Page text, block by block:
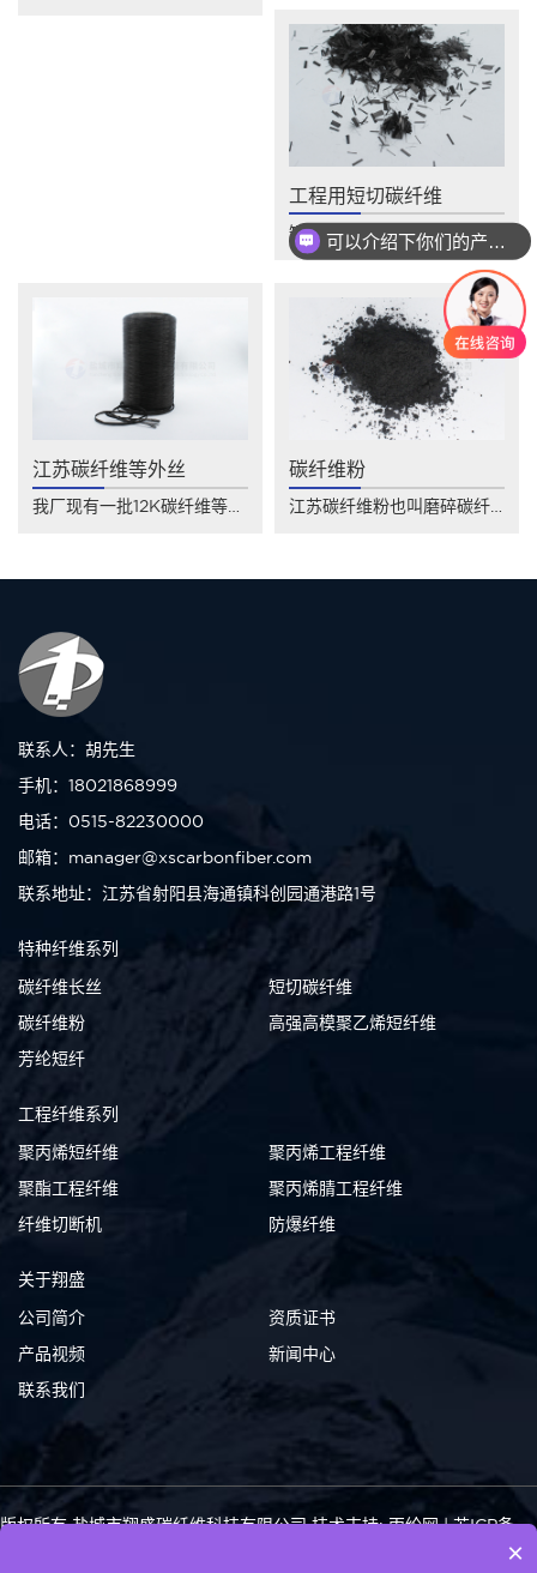
工程用短切碳纤维
江苏碳纤维等外丝
我厂现有一批12K碳纤维等外品，技术指标......
碳纤维粉
江苏碳纤维粉也叫磨碎碳纤维，是将高强高模......
联系人：胡先生
手机：18021868999
电话：0515-82230000
邮箱：manager@xscarbonfiber.com
联系地址：江苏省射阳县海通镇科创园通港路1号
特种纤维系列
碳纤维长丝
短切碳纤维
碳纤维粉
高强高模聚乙烯短纤维
芳纶短纤
工程纤维系列
聚丙烯短纤维
聚丙烯工程纤维
聚酯工程纤维
聚丙烯腈工程纤维
纤维切断机
防爆纤维
关于翔盛
公司简介
资质证书
产品视频
新闻中心
联系我们
版权所有 盐城市翔盛碳纤维科技有限公司技术支持: 丙纶网|苏ICP备
可以介绍下你们的产品么
你们是怎么收费的呢
×